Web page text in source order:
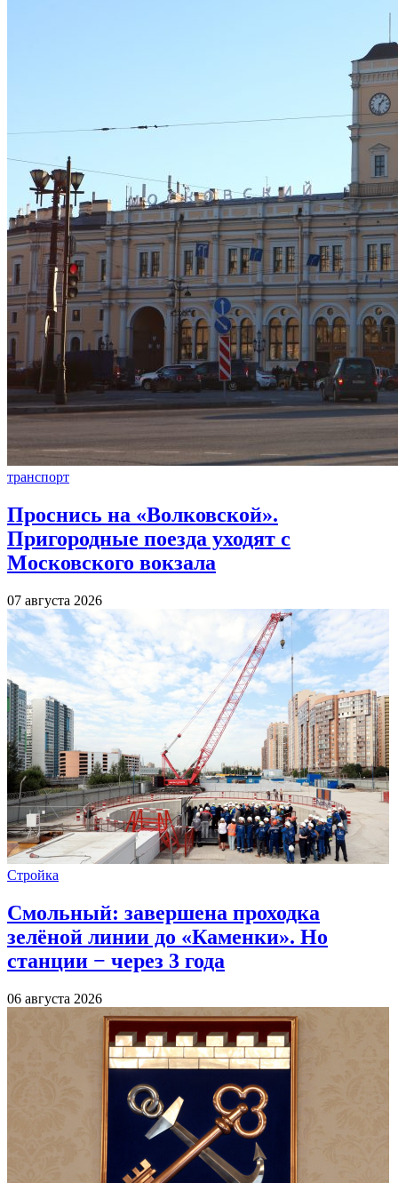
транспорт
Проснись на «Волковской».
Пригородные поезда уходят с
Московского вокзала
07 августа 2026
Стройка
Смольный: завершена проходка
зелёной линии до «Каменки». Но
станции − через 3 года
06 августа 2026